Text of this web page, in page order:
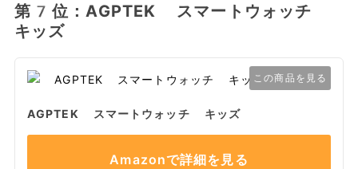
第7位：AGPTEK スマートウォッチ
キッズ
この商品を見る
AGPTEK スマートウォッチ キッズ
Amazonで詳細を見る